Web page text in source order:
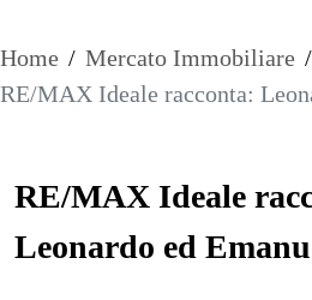
Home / Mercato Immobiliare /
RE/MAX Ideale racconta:
RE/MAX Ideale
Leonardo ed